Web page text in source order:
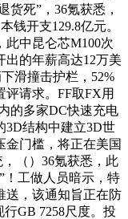
货死”，36氪获悉，
钱开支129.8亿元。
此中昆仑芯M100次
出的年薪高达12万美
滑撞击护栏，52%
请求。FF取FX用
的多家DC快速充电
3D结构中建立3D世
金门槛，将正在美国
（）36氪获悉，此
！工做人员暗示，特
送，该通知旨正在防
GB 7258尺度。投